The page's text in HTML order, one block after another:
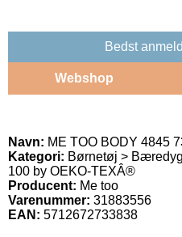
Bedst
Webshop
Navn: ME TOO BODY 4845
Kategori: Børnetøj >
100 by OEKO-TEXÂ®
Producent: Me too
Varenummer: 31883556
EAN: 5712672733838